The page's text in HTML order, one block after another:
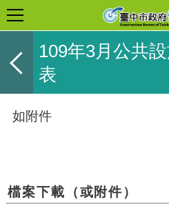
109年3月公共
表
如附件
檔案下載（或附件）